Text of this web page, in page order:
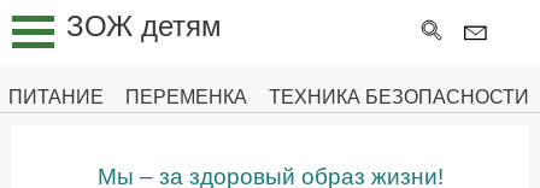
ЗОЖ детям
ПИТАНИЕ ПЕРЕМЕНКА ТЕХНИКА БЕЗОПАСНОСТИ
ПИТАНИЕ
ГИМНАСТИКА
ДЛЯ
Мы – за здоровый образ жизни!